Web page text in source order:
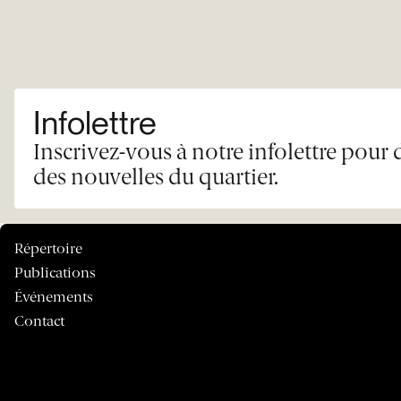
Infolettre
Inscrivez-vous à notre infolettre pour
des nouvelles du quartier.
Répertoire
Publications
Événements
Contact